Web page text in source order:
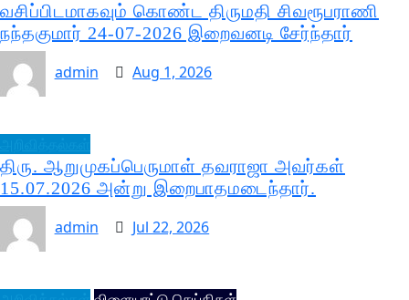
வசிப்பிடமாகவும் கொண்ட திருமதி சிவரூபராணி
நந்தகுமார் 24-07-2026 இறைவனடி சேர்ந்தார்
admin
Aug 1, 2026
திரு. ஆறுமுகப்பெருமாள் தவராஜா அவர்கள்
15.07.2026 அன்று இறைபாதமடைந்தார்.
admin
Jul 22, 2026